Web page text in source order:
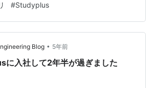
オンライン英会話（DMEメソッド）
アプリ） たまにTOEIC対策、英語ニュ
短時間&隙間時間を積み上げ、これか
続けた…
#Studyplus
Blog • 5年前
に入社して2年半が過ぎました